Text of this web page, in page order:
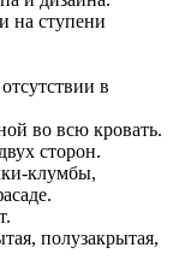
на ступени
в
во всю кровать.
сторон.
клумбы,
полузакрытая,